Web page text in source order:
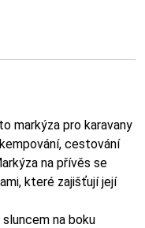
markýza pro karavany
cestování
na přívěs se
které zajišťují její
na boku